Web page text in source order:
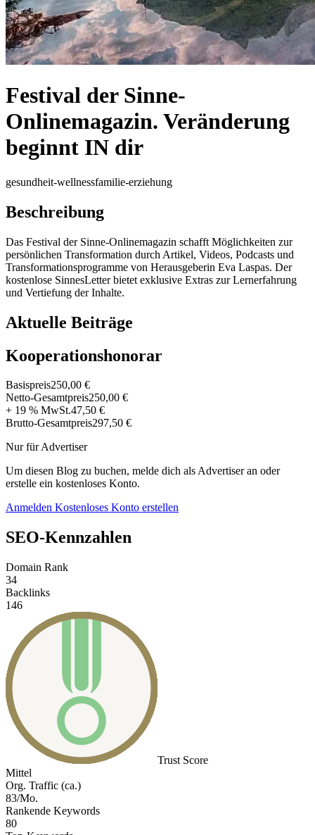
Festival der Sinne-
Onlinemagazin. Veränderung
beginnt IN dir
gesundheit-wellnessfamilie-erziehung
Beschreibung
Das Festival der Sinne-Onlinemagazin schafft Möglichkeiten zur
persönlichen Transformation durch Artikel, Videos, Podcasts und
Transformationsprogramme von Herausgeberin Eva Laspas. Der
kostenlose SinnesLetter bietet exklusive Extras zur Lernerfahrung
und Vertiefung der Inhalte.
Aktuelle Beiträge
Kooperationshonorar
Basispreis250,00 €
Netto-Gesamtpreis250,00 €
+ 19 % MwSt.47,50 €
Brutto-Gesamtpreis297,50 €
Nur für Advertiser
Um diesen Blog zu buchen, melde dich als Advertiser an oder
erstelle ein kostenloses Konto.
Anmelden Kostenloses Konto erstellen
SEO-Kennzahlen
Domain Rank
34
Backlinks
146
Trust Score
Mittel
Org. Traffic (ca.)
83/Mo.
Rankende Keywords
80